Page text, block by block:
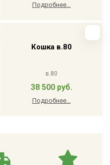
Подробнее...
Кошка в.80
в.80
38 500 руб.
Подробнее...